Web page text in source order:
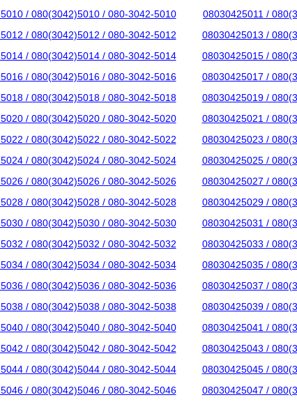
/ 080(3042)5010 / 080-3042-5010
08030425011 /
/ 080(3042)5012 / 080-3042-5012
08030425013 /
/ 080(3042)5014 / 080-3042-5014
08030425015 /
/ 080(3042)5016 / 080-3042-5016
08030425017 /
/ 080(3042)5018 / 080-3042-5018
08030425019 /
/ 080(3042)5020 / 080-3042-5020
08030425021 /
/ 080(3042)5022 / 080-3042-5022
08030425023 /
/ 080(3042)5024 / 080-3042-5024
08030425025 /
/ 080(3042)5026 / 080-3042-5026
08030425027 /
/ 080(3042)5028 / 080-3042-5028
08030425029 /
/ 080(3042)5030 / 080-3042-5030
08030425031 /
/ 080(3042)5032 / 080-3042-5032
08030425033 /
/ 080(3042)5034 / 080-3042-5034
08030425035 /
/ 080(3042)5036 / 080-3042-5036
08030425037 /
/ 080(3042)5038 / 080-3042-5038
08030425039 /
/ 080(3042)5040 / 080-3042-5040
08030425041 /
/ 080(3042)5042 / 080-3042-5042
08030425043 /
/ 080(3042)5044 / 080-3042-5044
08030425045 /
/ 080(3042)5046 / 080-3042-5046
08030425047 /